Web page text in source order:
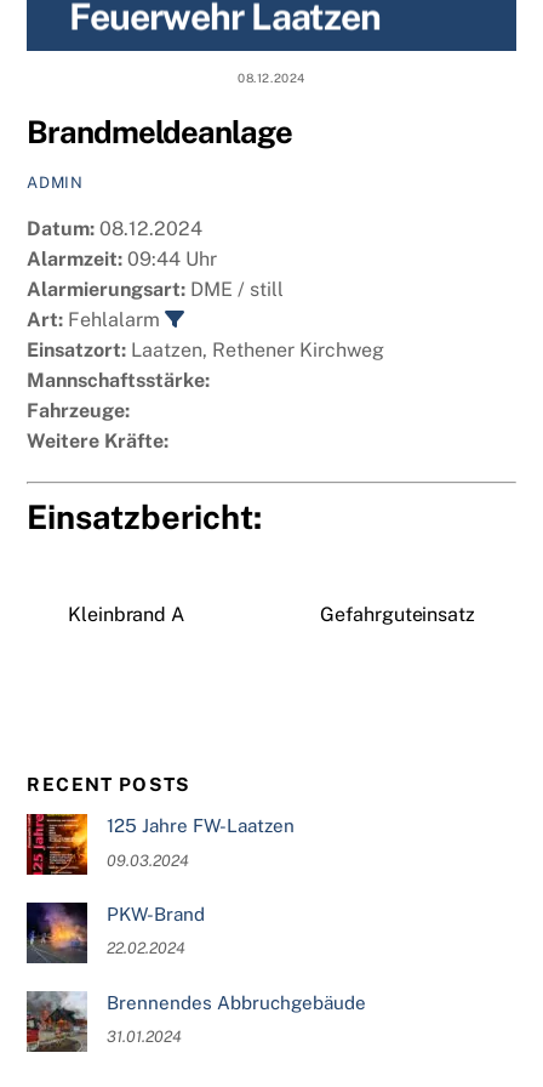
Feuerwehr Laatzen
08.12.2024
Brandmeldeanlage
ADMIN
Datum: 08.12.2024
Alarmzeit: 09:44 Uhr
Alarmierungsart: DME / still
Art: Fehlalarm
Einsatzort: Laatzen, Rethener Kirchweg
Mannschaftsstärke:
Fahrzeuge:
Weitere Kräfte:
Einsatzbericht:
Kleinbrand A Gefahrguteinsatz
RECENT POSTS
125 Jahre FW-Laatzen
09.03.2024
PKW-Brand
22.02.2024
Brennendes Abbruchgebäude
31.01.2024